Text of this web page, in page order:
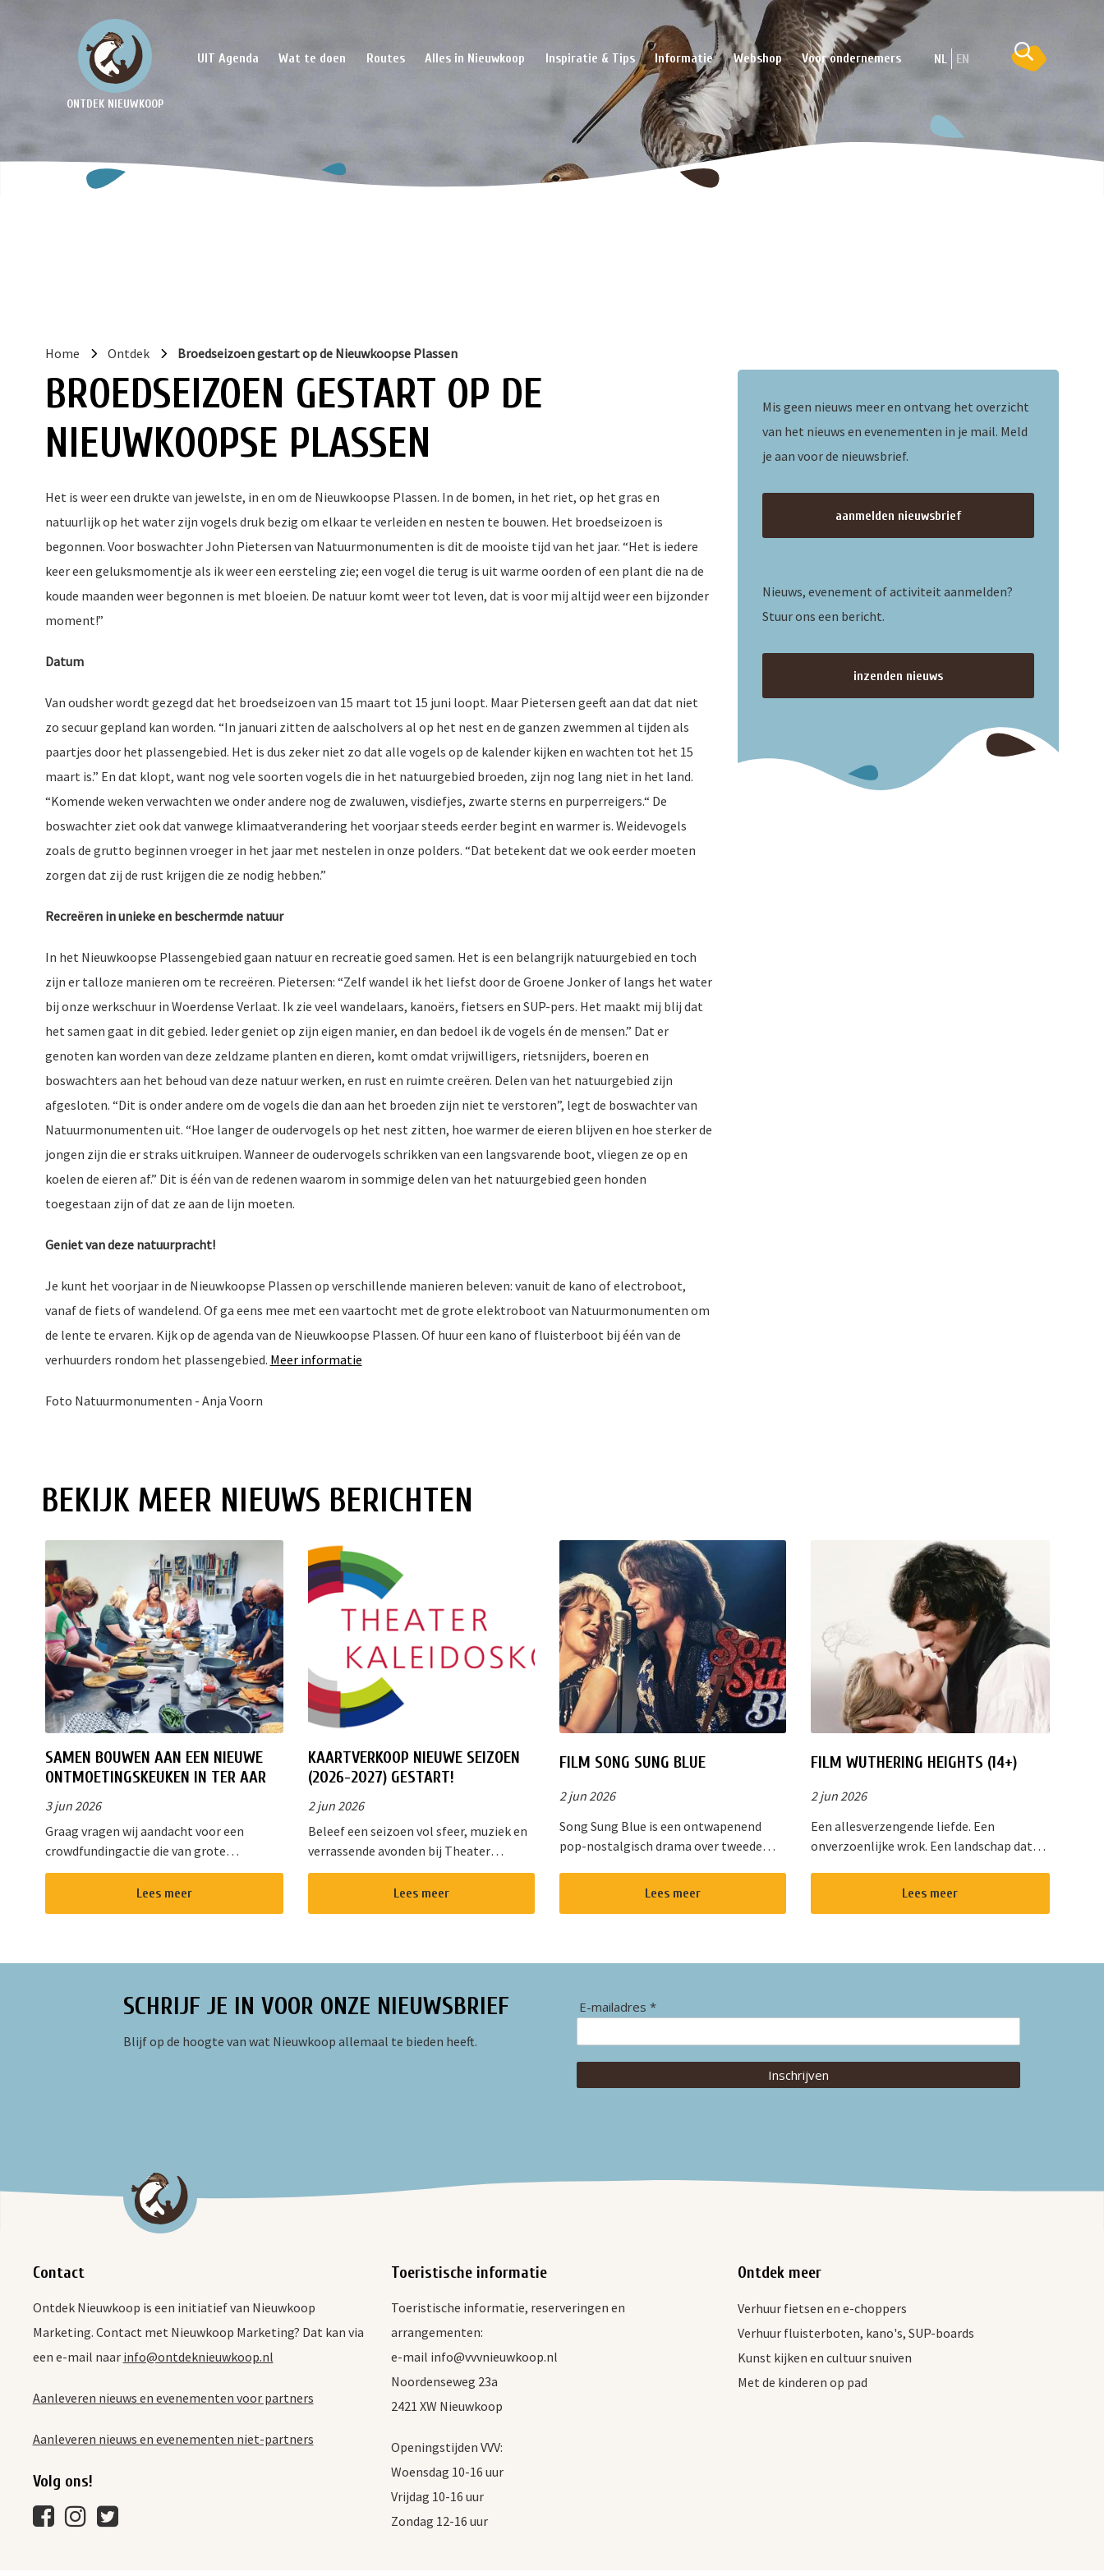
ONTDEK NIEUWKOOP
UIT Agenda Wat te doen Routes Alles in Nieuwkoop Inspiratie & Tips Informatie Webshop Voor ondernemers NL EN
Home Ontdek Broedseizoen gestart op de Nieuwkoopse Plassen
BROEDSEIZOEN GESTART OP DE
NIEUWKOOPSE PLASSEN
Het is weer een drukte van jewelste, in en om de Nieuwkoopse Plassen. In de bomen, in het riet, op het gras en
natuurlijk op het water zijn vogels druk bezig om elkaar te verleiden en nesten te bouwen. Het broedseizoen is
begonnen. Voor boswachter John Pietersen van Natuurmonumenten is dit de mooiste tijd van het jaar. “Het is iedere
keer een geluksmomentje als ik weer een eersteling zie; een vogel die terug is uit warme oorden of een plant die na de
koude maanden weer begonnen is met bloeien. De natuur komt weer tot leven, dat is voor mij altijd weer een bijzonder
moment!”
Datum
Van oudsher wordt gezegd dat het broedseizoen van 15 maart tot 15 juni loopt. Maar Pietersen geeft aan dat dat niet
zo secuur gepland kan worden. “In januari zitten de aalscholvers al op het nest en de ganzen zwemmen al tijden als
paartjes door het plassengebied. Het is dus zeker niet zo dat alle vogels op de kalender kijken en wachten tot het 15
maart is.” En dat klopt, want nog vele soorten vogels die in het natuurgebied broeden, zijn nog lang niet in het land.
“Komende weken verwachten we onder andere nog de zwaluwen, visdiefjes, zwarte sterns en purperreigers.“ De
boswachter ziet ook dat vanwege klimaatverandering het voorjaar steeds eerder begint en warmer is. Weidevogels
zoals de grutto beginnen vroeger in het jaar met nestelen in onze polders. “Dat betekent dat we ook eerder moeten
zorgen dat zij de rust krijgen die ze nodig hebben.”
Recreëren in unieke en beschermde natuur
In het Nieuwkoopse Plassengebied gaan natuur en recreatie goed samen. Het is een belangrijk natuurgebied en toch
zijn er talloze manieren om te recreëren. Pietersen: “Zelf wandel ik het liefst door de Groene Jonker of langs het water
bij onze werkschuur in Woerdense Verlaat. Ik zie veel wandelaars, kanoërs, fietsers en SUP-pers. Het maakt mij blij dat
het samen gaat in dit gebied. Ieder geniet op zijn eigen manier, en dan bedoel ik de vogels én de mensen.” Dat er
genoten kan worden van deze zeldzame planten en dieren, komt omdat vrijwilligers, rietsnijders, boeren en
boswachters aan het behoud van deze natuur werken, en rust en ruimte creëren. Delen van het natuurgebied zijn
afgesloten. “Dit is onder andere om de vogels die dan aan het broeden zijn niet te verstoren”, legt de boswachter van
Natuurmonumenten uit. “Hoe langer de oudervogels op het nest zitten, hoe warmer de eieren blijven en hoe sterker de
jongen zijn die er straks uitkruipen. Wanneer de oudervogels schrikken van een langsvarende boot, vliegen ze op en
koelen de eieren af.” Dit is één van de redenen waarom in sommige delen van het natuurgebied geen honden
toegestaan zijn of dat ze aan de lijn moeten.
Geniet van deze natuurpracht!
Je kunt het voorjaar in de Nieuwkoopse Plassen op verschillende manieren beleven: vanuit de kano of electroboot,
vanaf de fiets of wandelend. Of ga eens mee met een vaartocht met de grote elektroboot van Natuurmonumenten om
de lente te ervaren. Kijk op de agenda van de Nieuwkoopse Plassen. Of huur een kano of fluisterboot bij één van de
verhuurders rondom het plassengebied. Meer informatie
Foto Natuurmonumenten - Anja Voorn
Mis geen nieuws meer en ontvang het overzicht
van het nieuws en evenementen in je mail. Meld
je aan voor de nieuwsbrief.
aanmelden nieuwsbrief
Nieuws, evenement of activiteit aanmelden?
Stuur ons een bericht.
inzenden nieuws
BEKIJK MEER NIEUWS BERICHTEN
SAMEN BOUWEN AAN EEN NIEUWE
ONTMOETINGSKEUKEN IN TER AAR
3 jun 2026
Graag vragen wij aandacht voor een
crowdfundingactie die van grote
betekenis is voor onze gemeenschap.
Stichting !Triggr en SPAN vormen samen
een multifunctioneel cultureel centrum
Lees meer
KAARTVERKOOP NIEUWE SEIZOEN
(2026-2027) GESTART!
2 jun 2026
Beleef een seizoen vol sfeer, muziek en
verrassende avonden bij Theater
Kaleidoskoop. Dit gezellige theater in
het hart van Nieuwkoop biedt een
gevarieerd programma voor jong en
Lees meer
FILM SONG SUNG BLUE
2 jun 2026
Song Sung Blue is een ontwapenend
pop-nostalgisch drama over tweede
helende vermogen van muziek. Van de
Lees meer
FILM WUTHERING HEIGHTS (14+)
2 jun 2026
Een allesverzengende liefde. Een
onverzoenlijke wrok. Een landschap dat
gedurfde en originele verfilming van de
Lees meer
SCHRIJF JE IN VOOR ONZE NIEUWSBRIEF
Blijf op de hoogte van wat Nieuwkoop allemaal te bieden heeft.
E-mailadres *
Inschrijven
Contact
Ontdek Nieuwkoop is een initiatief van Nieuwkoop
Marketing. Contact met Nieuwkoop Marketing? Dat kan via
een e-mail naar info@ontdeknieuwkoop.nl
Aanleveren nieuws en evenementen voor partners
Aanleveren nieuws en evenementen niet-partners
Volg ons!
Toeristische informatie
Toeristische informatie, reserveringen en
arrangementen:
e-mail info@vvvnieuwkoop.nl
Noordenseweg 23a
2421 XW Nieuwkoop
Openingstijden VVV:
Woensdag 10-16 uur
Vrijdag 10-16 uur
Zondag 12-16 uur
Ontdek meer
Verhuur fietsen en e-choppers
Verhuur fluisterboten, kano's, SUP-boards
Kunst kijken en cultuur snuiven
Met de kinderen op pad